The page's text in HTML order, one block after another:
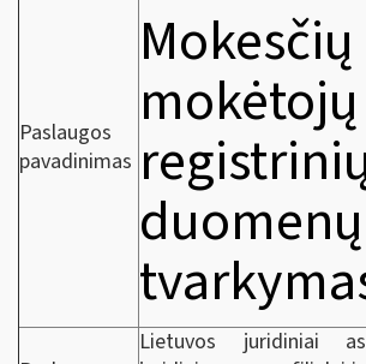
Paslaugos
pavadinimas
Mokesčių
mokėtojų
duomenų
Lietuvos juridiniai